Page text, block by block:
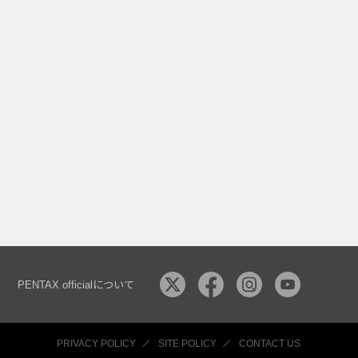
PENTAX officialについて
PRIVACY POLICY SITE POLICY CONTACT US